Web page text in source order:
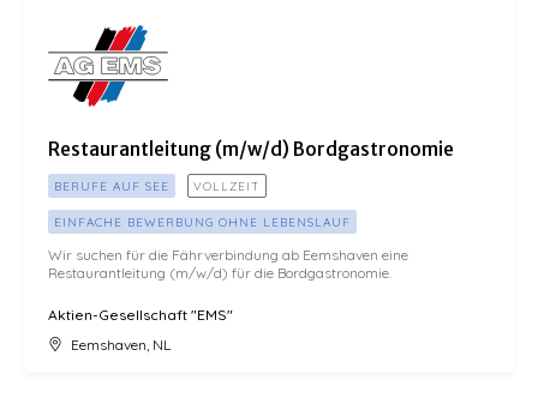
Restaurantleitung (m/w/d) Bordgastronomie
BERUFE AUF SEE VOLLZEIT
EINFACHE BEWERBUNG OHNE LEBENSLAUF
Wir suchen für die Fährverbindung ab Eemshaven eine
Restaurantleitung (m/w/d) für die Bordgastronomie.
Aktien-Gesellschaft "EMS"
Eemshaven, NL